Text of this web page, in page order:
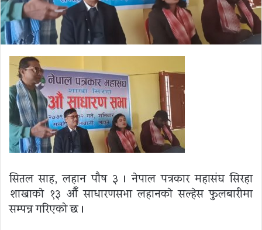
सितल साह, लहान पाैष ३ । नेपाल पत्रकार महासंघ सिरहा
शाखाकाे १३ औँ साधारणसभा लहानकाे सल्हेस फुलबारीमा
सम्पन्न गरिएको छ ।